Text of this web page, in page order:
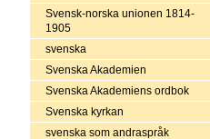
Svensk-norska unionen 1814-
1905
svenska
Svenska Akademien
Svenska Akademiens ordbok
Svenska kyrkan
svenska som andraspråk